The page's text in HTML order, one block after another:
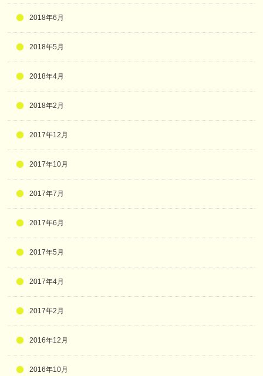
2018年6月
2018年5月
2018年4月
2018年2月
2017年12月
2017年10月
2017年7月
2017年6月
2017年5月
2017年4月
2017年2月
2016年12月
2016年10月